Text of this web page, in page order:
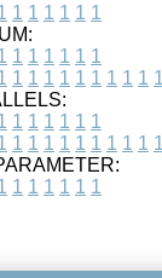
1 1 1 1 1 1
1 1 1 1 1 1
1 1 1 1 1 1 1 1 1 1
1 1 1 1 1 1
1 1 1 1 1 1 1 1 1 1
1 1 1 1 1 1